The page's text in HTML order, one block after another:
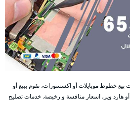
بيع خطوط موبايلات أو اكسسورات، نقوم ببيع أو
هارد وير، اسعار منافسة و رخيصة. خدمات تصليح